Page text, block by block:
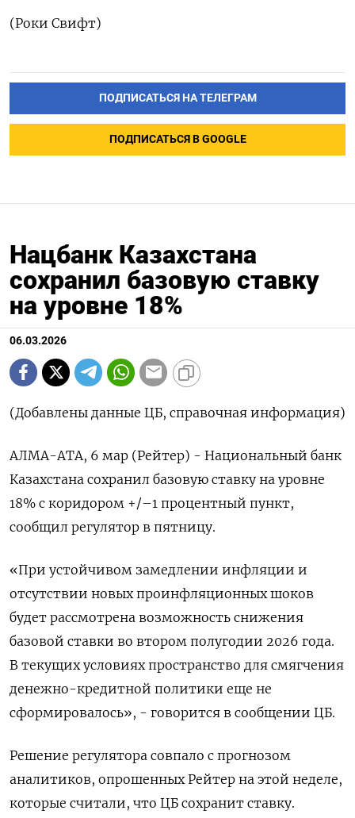
(Роки Свифт)
ПОДПИСАТЬСЯ НА ТЕЛЕГРАМ
ПОДПИСАТЬСЯ В GOOGLE
Нацбанк Казахстана
сохранил базовую ставку
на уровне 18%
06.03.2026
(Добавлены данные ЦБ, справочная информация)
АЛМА-АТА, 6 мар (Рейтер) - Национальный банк
Казахстана сохранил базовую ставку на уровне
18% ‌с коридором +/–1 процентный пункт,
сообщил регулятор в пятницу.
«При устойчивом замедлении инфляции и
отсутствии новых проинфляционных ​шоков
будет рассмотрена ​возможность ​снижения
базовой ставки ⁠во втором полугодии 2026 года.
‌В текущих условиях пространство ‌для смягчения
денежно-кредитной политики еще не
сформировалось», - говорится в ​сообщении ЦБ.
Решение регулятора совпало с ‌прогнозом
аналитиков, опрошенных Рейтер на этой неделе, ​
которые считали, что ЦБ сохранит ставку.